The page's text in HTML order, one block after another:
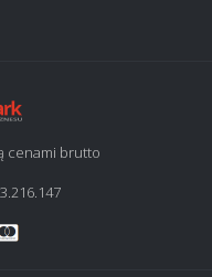
cenami brutto